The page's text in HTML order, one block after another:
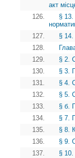
акт
126.
§ 13.
127.
§ 14.
128.
129.
§ 2.
130.
§ 3.
131.
§ 4.
132.
§ 5.
133.
§ б.
134.
§ 7.
135.
§ 8.
136.
§ 9.
137.
§ 10.